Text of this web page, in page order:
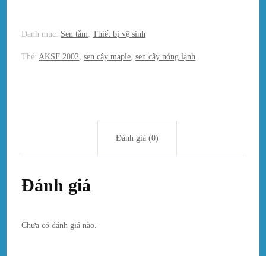
Danh mục: Sen tắm ,Thiết bị vệ sinh
Thẻ: AKSF 2002 ,sen cây maple ,sen cây nóng lạnh
Đánh giá (0)
Đánh giá
Chưa có đánh giá nào.